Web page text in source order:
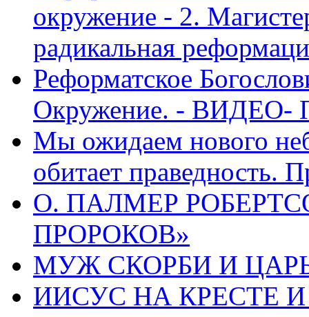
окружение - 2.
радикальная
Реформатское
Окружение. - ВИДЕО-
Мы ожидаем нового
обитает праведность.
О. ПАЛМЕР
ПРОРОКОВ»
МУЖ СКОРБИ И ЦАРЬ
ИИСУС НА КРЕСТЕ